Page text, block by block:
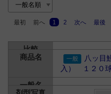
最初 前へ 1 2 次へ 最後
八ッ目
入） １２０